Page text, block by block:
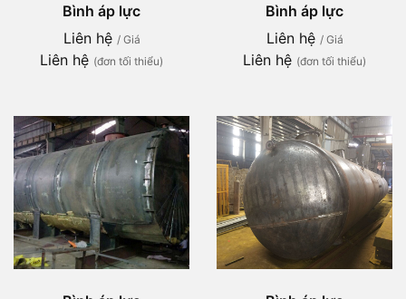
Bình áp lực
Liên hệ / Giá
Liên hệ (đơn tối thiểu)
Bình áp lực
Liên hệ / Giá
Liên hệ (đơn tối thiểu)